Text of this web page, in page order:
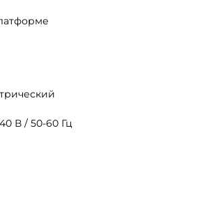
В / 50-60 Гц